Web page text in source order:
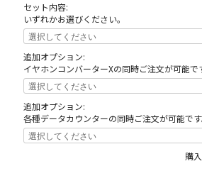
天井の木枠部分に島へ固定する為にホールが空けた
セット内容:
いずれかお選びください。
追加オプション:
イヤホンコンバーターXの同時ご注文が可能で
追加オプション:
各種データカウンターの同時ご注文が可能です
購